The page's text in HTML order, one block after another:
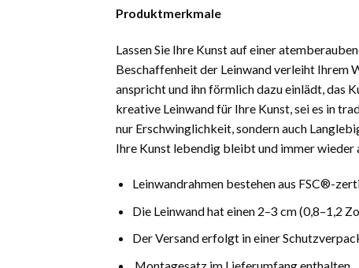
Produktmerkmale
Lassen Sie Ihre Kunst auf einer
Beschaffenheit der Leinwand verleiht Ihrem
anspricht und ihn förmlich dazu einlädt, das
kreative Leinwand für Ihre Kunst, sei es in
nur Erschwinglichkeit, sondern auch
Ihre Kunst lebendig bleibt und immer wieder
Leinwandrahmen bestehen aus FSC®-
Die Leinwand hat einen 2–3 cm (0,8–1,2
Der Versand erfolgt in einer